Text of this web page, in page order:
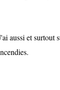
aussi et surtout